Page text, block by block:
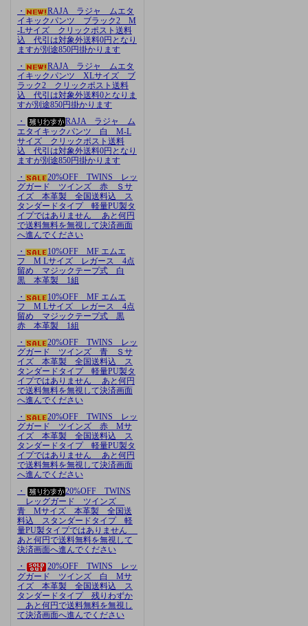
・
RAJA ラジャ ムエタ
イキックパンツ ブラック2 M
-Lサイズ クリックポスト送料
込 代引は対象外送料0円となり
ますが別途850円掛かります
・
RAJA ラジャ ムエタ
イキックパンツ XLサイズ ブ
ラック2 クリックポスト送料
込 代引は対象外送料0となりま
すが別途850円掛かります
・
RAJA ラジャ ム
エタイキックパンツ 白 M-L
サイズ クリックポスト送料
込 代引は対象外送料0円となり
ますが別途850円掛かります
・
20%OFF TWINS レッ
グガード ツインズ 赤 Ｓサ
イズ 本革製 全国送料込 ス
タンダードタイプ 軽量PU製タ
イプではありません あと何円
で送料無料を無視して決済画面
へ進んでください
・
10%OFF MF エムエ
フ M Lサイズ レガース 4点
留め マジックテープ式 白
黒 本革製 1組
・
10%OFF MF エムエ
フ M Lサイズ レガース 4点
留め マジックテープ式 黒
赤 本革製 1組
・
20%OFF TWINS レッ
グガード ツインズ 青 Ｓサ
イズ 本革製 全国送料込 ス
タンダードタイプ 軽量PU製タ
イプではありません あと何円
で送料無料を無視して決済画面
へ進んでください
・
20%OFF TWINS レッ
グガード ツインズ 赤 Mサ
イズ 本革製 全国送料込 ス
タンダードタイプ 軽量PU製タ
イプではありません あと何円
で送料無料を無視して決済画面
へ進んでください
・
20%OFF TWINS
レッグガード ツインズ
青 Mサイズ 本革製 全国送
料込 スタンダードタイプ 軽
量PU製タイプではありません
あと何円で送料無料を無視して
決済画面へ進んでください
・
20%OFF TWINS レッ
グガード ツインズ 白 Mサ
イズ 本革製 全国送料込 ス
タンダードタイプ 残りわずか
あと何円で送料無料を無視し
て決済画面へ進んでください